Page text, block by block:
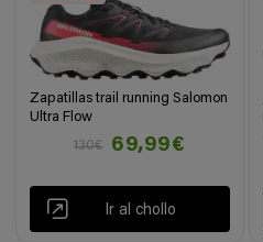
Zapatillas trail running Salomon
Ultra Flow
130€
69,99€
Ir al chollo